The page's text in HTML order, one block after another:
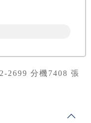
2699 分機7408 張